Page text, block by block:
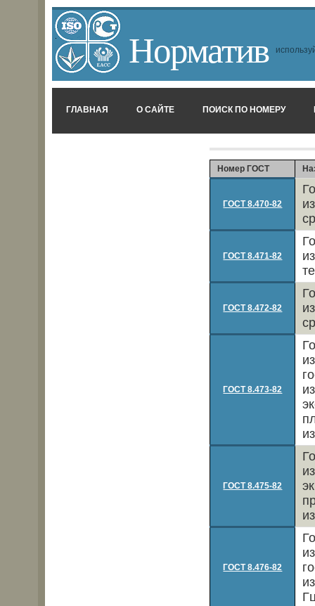
Норматив
ГЛАВНАЯ О САЙТЕ ПОИСК ПО НОМЕРУ
Номер ГОСТ
ГОСТ 8.470-82
ГОСТ 8.471-82
ГОСТ 8.472-82
ГОСТ 8.473-82
ГОСТ 8.475-82
ГОСТ 8.476-82